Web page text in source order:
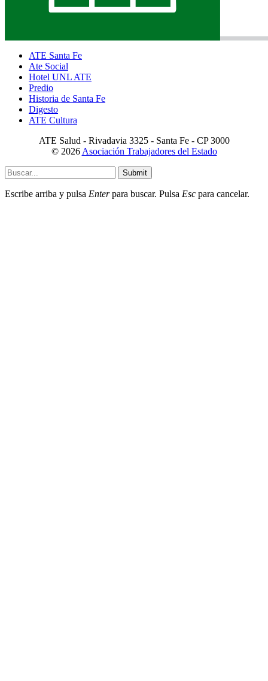
ATE Santa Fe
Ate Social
Hotel UNL ATE
Predio
Historia de Santa Fe
Digesto
ATE Cultura
ATE Salud - Rivadavia 3325 - Santa Fe - CP 3000
© 2026 Asociación Trabajadores del Estado
Submit
Escribe arriba y pulsa Enterpara buscar. Pulsa Esc para cancelar.